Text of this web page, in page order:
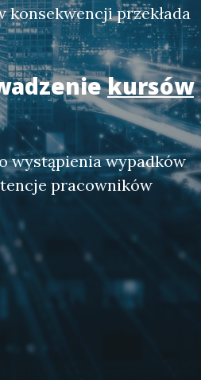
przekłada
kursów
wystąpienia wypadków
pracowników